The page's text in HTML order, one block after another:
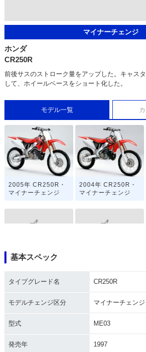
マイナーチェンジ
ホンダ
CR250R
前後サスのストローク量をアップした。キャス
して、ホイールベースをショート化した。
モデル一覧
2005年 CR250R・
マイナーチェンジ
2004年 CR250R・
マイナーチェンジ
基本スペック
タイプグレード名 CR250R
モデルチェンジ区分 マイナーチェンジ
型式 ME03
発売年 1997